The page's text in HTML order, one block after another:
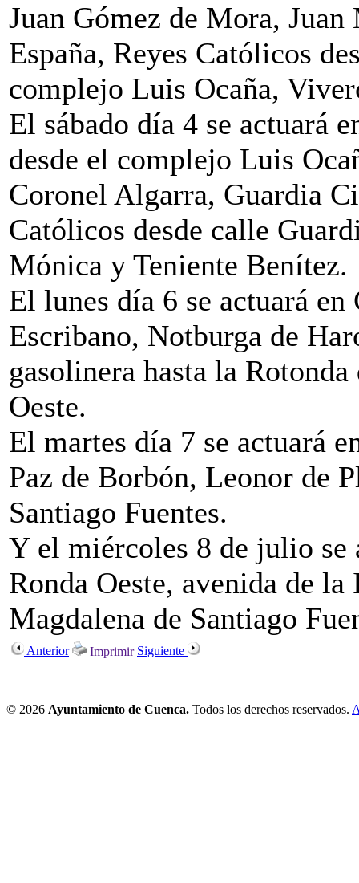
Juan Gómez de Mora,
España, Reyes Católicos
complejo Luis Ocaña,
El sábado día 4 se actuará
desde el complejo Luis
Coronel Algarra, Guardia
Católicos desde calle
Mónica y Teniente Benítez.
El lunes día 6 se actuará
Escribano, Notburga de
gasolinera hasta la
Oeste.
El martes día 7 se actuará
Paz de Borbón, Leonor de
Santiago Fuentes.
Y el miércoles 8 de julio se
Ronda Oeste, avenida de
Magdalena de Santiago
Anterior Imprimir Siguiente
© 2026 Ayuntamiento de Cuenca. Todos los derechos reservados.